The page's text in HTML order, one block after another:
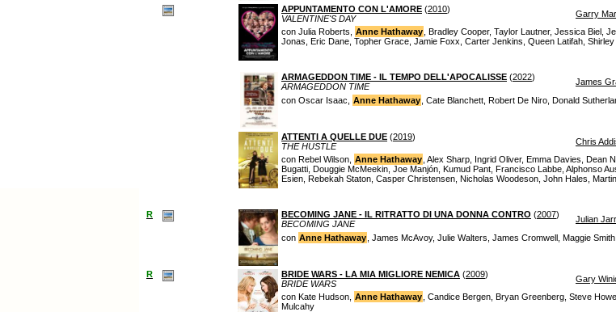
APPUNTAMENTO CON L'AMORE (2010)
VALENTINE'S DAY
Garry
con Julia Roberts, Anne Hathaway , Bradley Cooper, Taylor Lautner, Jessica Biel,
Jonas, Eric Dane, Topher Grace, Jamie Foxx, Carter Jenkins, Queen Latifah,
ARMAGEDDON TIME - IL TEMPO DELL'APOCALISSE (2022)
ARMAGEDDON TIME
James
con Oscar Isaac, Anne Hathaway , Cate Blanchett, Robert De Niro, Donald
ATTENTI A QUELLE DUE (2019)
THE HUSTLE
Chris
con Rebel Wilson, Anne Hathaway , Alex Sharp, Ingrid Oliver, Emma Davies, Dean
Bugatti, Douggie McMeekin, Joe Manjón, Kumud Pant, Francisco Labbe, Alphonso
Esien, Rebekah Staton, Casper Christensen, Nicholas Woodeson, John Hales,
R BECOMING JANE - IL RITRATTO DI UNA DONNA CONTRO (2007)
BECOMING JANE
Julian
con Anne Hathaway , James McAvoy, Julie Walters, James Cromwell, Maggie Smith
R BRIDE WARS - LA MIA MIGLIORE NEMICA (2009)
BRIDE WARS
Gary
con Kate Hudson, Anne Hathaway , Candice Bergen, Bryan Greenberg, Steve
Mulcahy